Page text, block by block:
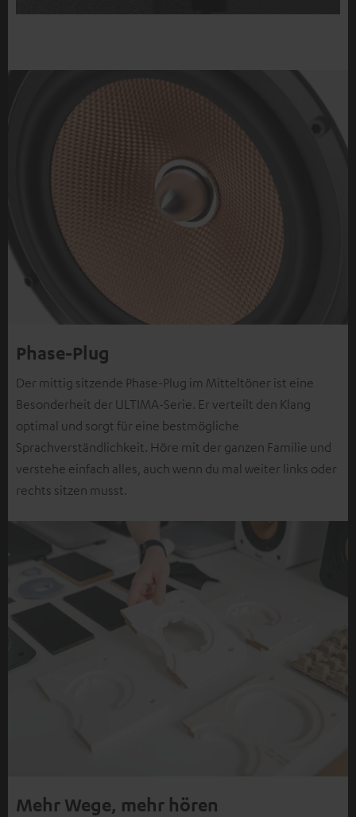
Phase-Plug
Der mittig sitzende Phase-Plug im Mitteltöner ist eine
Besonderheit der ULTIMA-Serie. Er verteilt den Klang
optimal und sorgt für eine bestmögliche
Sprachverständlichkeit. Höre mit der ganzen Familie und
verstehe einfach alles, auch wenn du mal weiter links oder
rechts sitzen musst.
Mehr Wege, mehr hören